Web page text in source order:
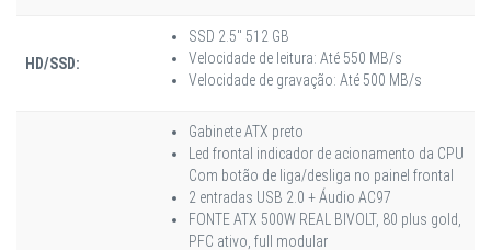
HD/SSD:
SSD 2.5" 512 GB
Velocidade de leitura: Até 550 MB/s
Velocidade de gravação: Até 500 MB/s
Gabinete ATX preto
Led frontal indicador de acionamento da CPU
Com botão de liga/desliga no painel frontal
2 entradas USB 2.0 + Áudio AC97
FONTE ATX 500W REAL BIVOLT, 80 plus gold,
PFC ativo, full modular